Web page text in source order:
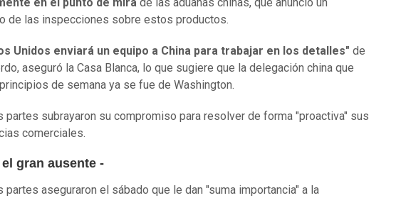
de las inspecciones sobre estos productos.
Unidos enviará un equipo a China para trabajar en los detalles" de
aseguró la Casa Blanca, lo que sugiere que la delegación china que
principios de semana ya se fue de Washington.
partes subrayaron su compromiso para resolver de forma "proactiva" sus
comerciales.
el gran ausente -
partes aseguraron el sábado que le dan "suma importancia" a la